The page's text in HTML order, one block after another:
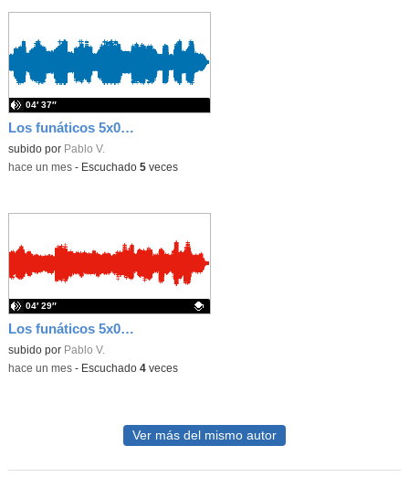
Los funáticos 5x04 - Especial despedida y chiste de la selva
subido por Pablo V.
04′ 37″
-hace un mes- Escuchado 5veces
Los funáticos 5x03 - Helio 3 y el chiste de Ramón
Contenido educativo.
subido por Pablo V.
04′ 29″
-hace un mes- Escuchado 4veces
Ver más del mismo autor